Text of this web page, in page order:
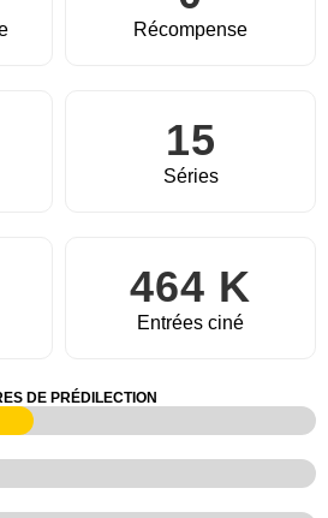
Récompense
15
Séries
464 K
Entrées ciné
DE PRÉDILECTION